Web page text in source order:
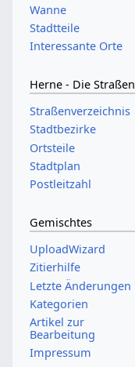
Wanne
Stadtteile
Interessante Orte
Herne - Die Straßen
Straßenverzeichnis
Stadtbezirke
Ortsteile
Stadtplan
Postleitzahl
Gemischtes
UploadWizard
Zitierhilfe
Letzte Änderungen
Kategorien
Artikel zur
Bearbeitung
Impressum